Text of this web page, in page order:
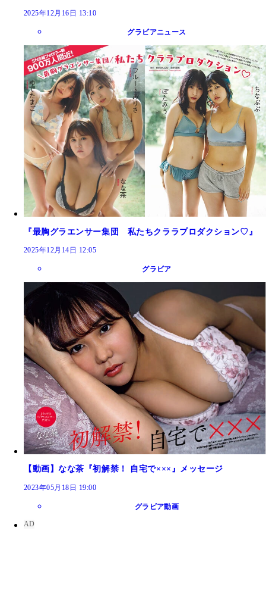
2025年12月16日 13:10
グラビアニュース
『最胸グラエンサー集団 私たちクララプロダクション♡』
2025年12月14日 12:05
グラビア
【動画】なな茶『初解禁！ 自宅で×××』メッセージ
2023年05月18日 19:00
グラビア動画